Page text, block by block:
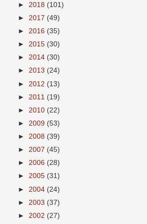
► 2018 (101)
► 2017 (49)
► 2016 (35)
► 2015 (30)
► 2014 (30)
► 2013 (24)
► 2012 (13)
► 2011 (19)
► 2010 (22)
► 2009 (53)
► 2008 (39)
► 2007 (45)
► 2006 (28)
► 2005 (31)
► 2004 (24)
► 2003 (37)
► 2002 (27)